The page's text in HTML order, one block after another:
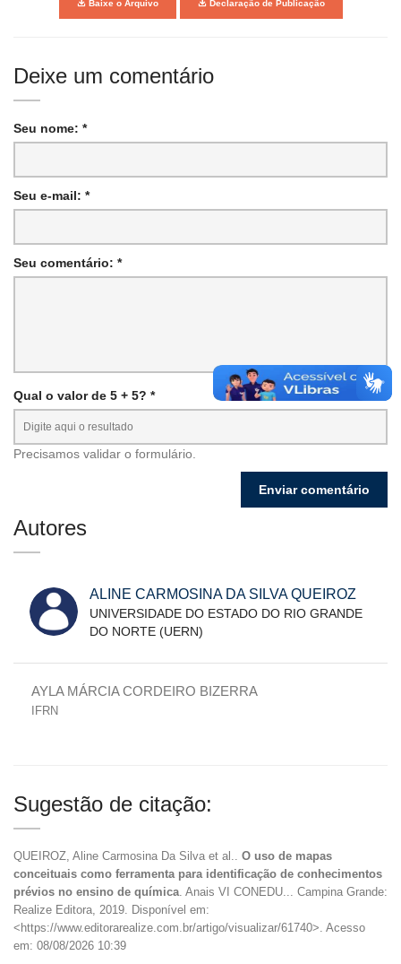
Baixe o Arquivo Declaração de Publicação
Deixe um comentário
Seu nome: *
Seu e-mail: *
Seu comentário: *
Qual o valor de 5 + 5? *
Precisamos validar o formulário.
Autores
ALINE CARMOSINA DA SILVA QUEIROZ
UNIVERSIDADE DO ESTADO DO RIO GRANDE
DO NORTE (UERN)
AYLA MÁRCIA CORDEIRO BIZERRA
IFRN
Sugestão de citação:
QUEIROZ, Aline Carmosina Da Silva et al.. O uso de mapas
conceituais como ferramenta para identificação de conhecimentos
prévios no ensino de química. Anais VI CONEDU... Campina Grande:
Realize Editora, 2019. Disponível em:
<https://www.editorarealize.com.br/artigo/visualizar/61740>. Acesso
em: 08/08/2026 10:39